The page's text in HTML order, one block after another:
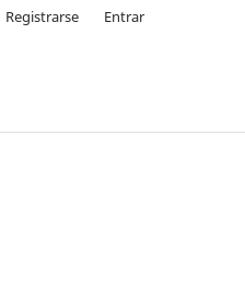
Registrarse Entrar